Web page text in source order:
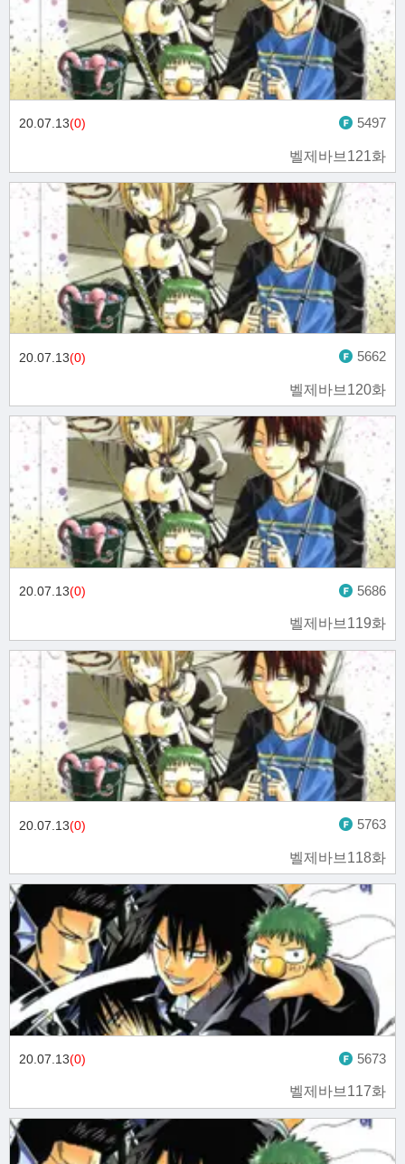
벨제바브121화
20.07.13(0) 5497
벨제바브120화
20.07.13(0) 5662
벨제바브119화
20.07.13(0) 5686
벨제바브118화
20.07.13(0) 5763
벨제바브117화
20.07.13(0) 5673